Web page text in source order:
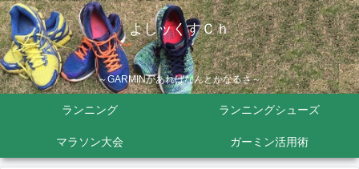
よしッくすＣｈ
～GARMINがあればなんとかなるさ～
ランニング ランニングシューズ
マラソン大会 ガーミン活用術